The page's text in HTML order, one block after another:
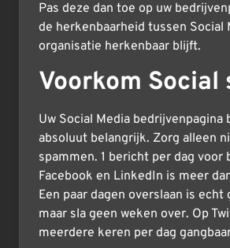
Pas deze dan toe op uw
de herkenbaarheid tussen Social
organisatie herkenbaar blijft.
Voorkom Social
Uw Social Media bedrijvenpagina
absoluut belangrijk. Zorg alleen
spammen. 1 bericht per dag voor
Facebook en LinkedIn is meer
Een paar dagen overslaan is echt
maar sla geen weken over. Op
meerdere keren per dag